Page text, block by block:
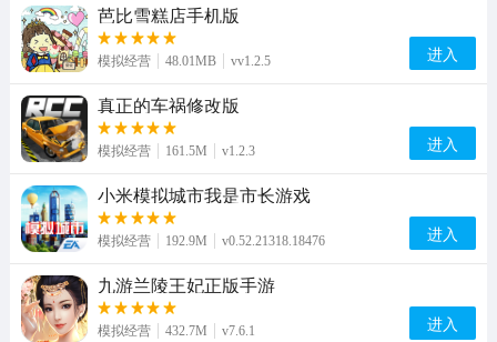
芭比雪糕店手机版
模拟经营 48.01MB vv1.2.5 进入
真正的车祸修改版
模拟经营 161.5M v1.2.3 进入
小米模拟城市我是市长游戏
模拟经营 192.9M v0.52.21318.18476 进入
九游兰陵王妃正版手游
模拟经营 432.7M v7.6.1 进入